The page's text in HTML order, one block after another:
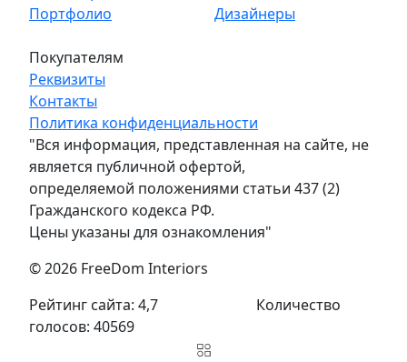
Портфолио
Дизайнеры
Покупателям
Реквизиты
Контакты
Политика конфиденциальности
"Вся информация, представленная на сайте, не
является публичной офертой,
определяемой положениями статьи 437 (2)
Гражданского кодекса РФ.
Цены указаны для ознакомления"
© 2026 FreeDom Interiors
Рейтинг сайта: 4,7
Количество
голосов: 40569